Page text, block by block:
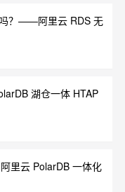
？——阿里云 RDS 无
湖仓一体 HTAP
里云 PolarDB 一体化